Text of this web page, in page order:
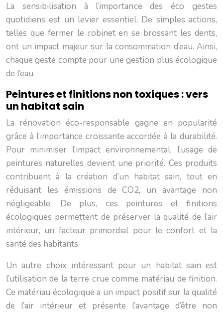
La sensibilisation à l’importance des éco gestes
quotidiens est un levier essentiel. De simples actions,
telles que fermer le robinet en se brossant les dents,
ont un impact majeur sur la consommation d’eau. Ainsi,
chaque geste compte pour une gestion plus écologique
de l’eau.
Peintures et finitions non toxiques : vers
un habitat sain
La rénovation éco-responsable gagne en popularité
grâce à l’importance croissante accordée à la durabilité.
Pour minimiser l’impact environnemental, l’usage de
peintures naturelles devient une priorité. Ces produits
contribuent à la création d’un habitat sain, tout en
réduisant les émissions de CO2, un avantage non
négligeable. De plus, ces peintures et finitions
écologiques permettent de préserver la qualité de l’air
intérieur, un facteur primordial pour le confort et la
santé des habitants.
Un autre choix intéressant pour un habitat sain est
l’utilisation de la terre crue comme matériau de finition.
Ce matériau écologique a un impact positif sur la qualité
de l’air intérieur et présente l’avantage d’être non